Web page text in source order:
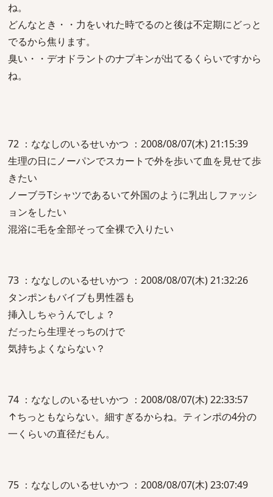
ね。
どんなとき・・力をいれた時でるのと後は不定期にどっと
でるから焦ります。
臭い・・デオドラントのナプキンが出てるくらいですから
ね。
72 ：ななしのいるせいかつ ：2008/08/07(木) 21:15:39
生理の日にノーパンでスカートで外を歩いて血を見せて歩
きたい
ノーブラTシャツであるいて外国のように乳出しファッシ
ョンをしたい
混浴に毛を全部そって全裸で入りたい
73 ：ななしのいるせいかつ ：2008/08/07(木) 21:32:26
タンポンもバイブも男性器も
挿入しちゃうんでしょ？
だったら生理そっちのけで
気持ちよくならない？
74 ：ななしのいるせいかつ ：2008/08/07(木) 22:33:57
↑ちっともならない。細すぎるからね。ティンポの4分の
一くらいの直径だもん。
75 ：ななしのいるせいかつ ：2008/08/07(木) 23:07:49